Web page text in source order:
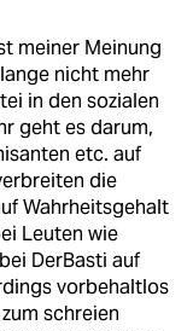
meiner Meinung
nicht mehr
in den sozialen
geht es darum,
etc. auf
die
Wahrheitsgehalt
Leuten wie
DerBasti auf
vorbehaltlos
schreien